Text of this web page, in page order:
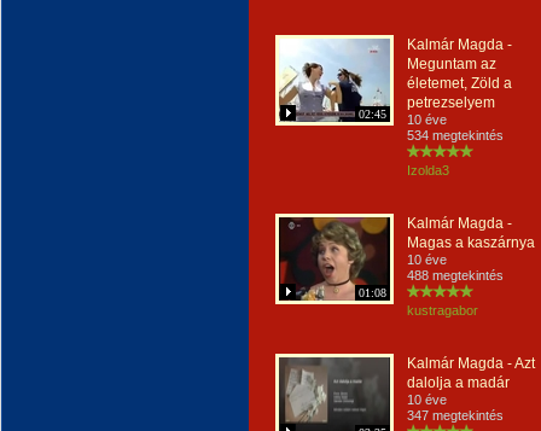
02:45
Kalmár Magda -
Meguntam az
életemet, Zöld a
petrezselyem
10 éve
534 megtekintés
Izolda3
01:08
Kalmár Magda -
Magas a kaszárnya
10 éve
488 megtekintés
kustragabor
Kalmár Magda - Azt
dalolja a madár
10 éve
347 megtekintés